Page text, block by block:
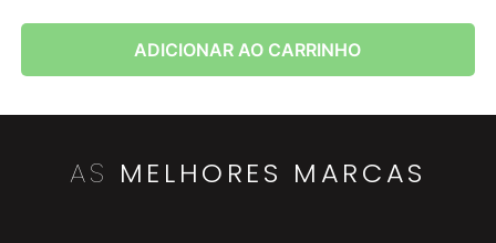
ADICIONAR AO CARRINHO
AS MELHORES MARCAS